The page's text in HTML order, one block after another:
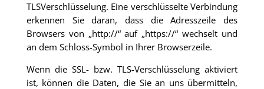
TLSVerschlüsselung. Eine verschlüsselte Verbindung
erkennen Sie daran, dass die Adresszeile des
Browsers von „http://“ auf „https://“ wechselt und
an dem Schloss-Symbol in Ihrer Browserzeile.
Wenn die SSL- bzw. TLS-Verschlüsselung aktiviert
ist, können die Daten, die Sie an uns übermitteln,